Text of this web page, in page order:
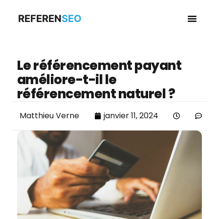
REFERENSEO
Le référencement payant
améliore-t-il le
référencement naturel ?
Matthieu Verne janvier 11, 2024